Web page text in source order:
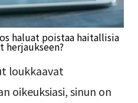
haluat poistaa haitallisia
loukkaavat
oikeuksiasi, sinun on